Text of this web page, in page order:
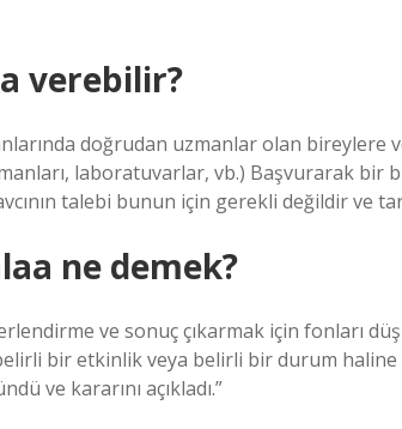
verebilir?
doğrudan uzmanlar olan bireylere
laboratuvarlar, vb.) Başvurarak bir
talebi bunun için gerekli değildir ve
ne demek?
ve sonuç çıkarmak için fonları
bir etkinlik veya belirli bir durum haline
ve kararını açıkladı.”